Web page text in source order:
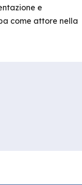
e
come attore nella